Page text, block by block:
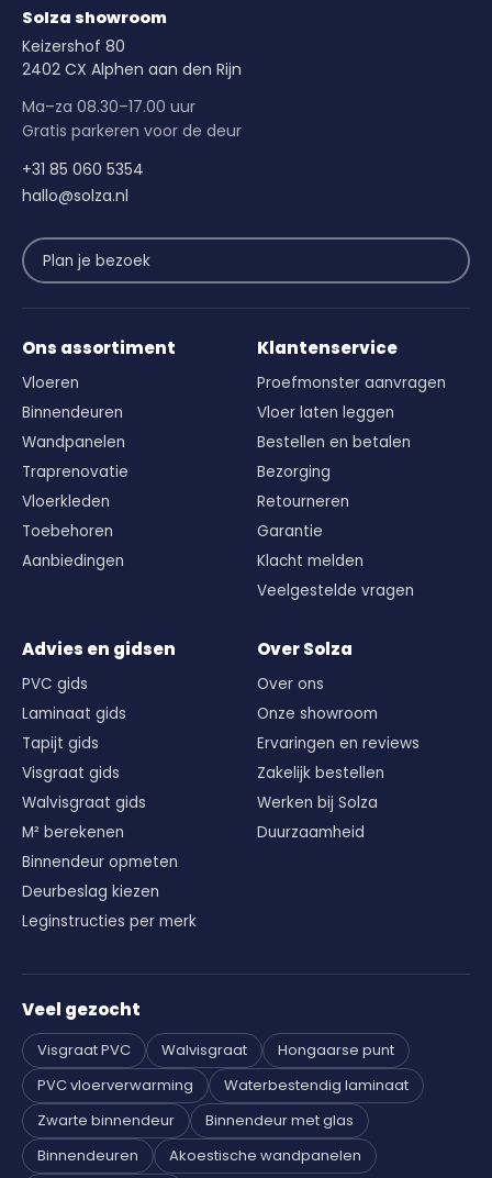
Solza showroom
Keizershof 80
2402 CX Alphen aan den Rijn
Ma–za 08.30–17.00 uur
Gratis parkeren voor de deur
+31 85 060 5354
hallo@solza.nl
Plan je bezoek
Ons assortiment
Vloeren
Binnendeuren
Wandpanelen
Traprenovatie
Vloerkleden
Toebehoren
Aanbiedingen
Klantenservice
Proefmonster aanvragen
Vloer laten leggen
Bestellen en betalen
Bezorging
Retourneren
Garantie
Klacht melden
Veelgestelde vragen
Advies en gidsen
PVC gids
Laminaat gids
Tapijt gids
Visgraat gids
Walvisgraat gids
M² berekenen
Binnendeur opmeten
Deurbeslag kiezen
Leginstructies per merk
Over Solza
Over ons
Onze showroom
Ervaringen en reviews
Zakelijk bestellen
Werken bij Solza
Duurzaamheid
Veel gezocht
Visgraat PVC Walvisgraat
Hongaarse punt
PVC vloerverwarming
Waterbestendig laminaat
Zwarte binnendeur
Binnendeur met glas
Binnendeuren
Akoestische wandpanelen